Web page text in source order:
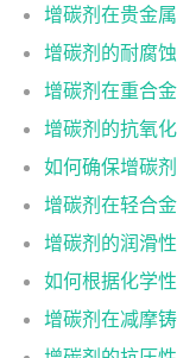
增碳剂在贵金
增碳剂的耐腐
增碳剂在重合
增碳剂的抗氧
如何确保增碳
增碳剂在轻合
增碳剂的润滑
如何根据化学
增碳剂在减摩